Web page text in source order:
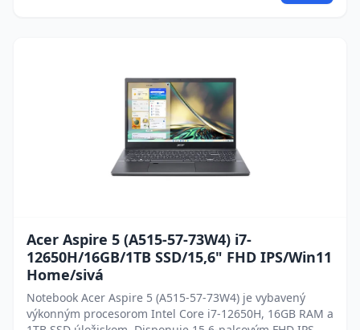
Acer Aspire 5 (A515-57-73W4) i7-
12650H/16GB/1TB SSD/15,6" FHD IPS/Win11
Home/sivá
Notebook Acer Aspire 5 (A515-57-73W4) je vybavený
výkonným procesorom Intel Core i7-12650H, 16GB RAM a